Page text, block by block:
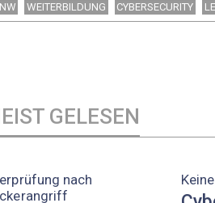
WEITERBILDUNG CYBERSECURITY
GELESEN
nach